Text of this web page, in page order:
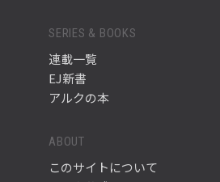
SERIES & BOOKS
連載一覧
EJ新書
アルクの本
ABOUT
このサイトについて